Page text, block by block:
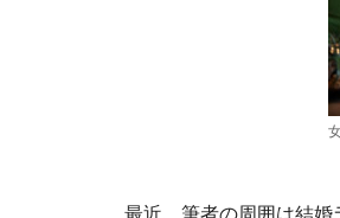
最近、筆者の周囲は結